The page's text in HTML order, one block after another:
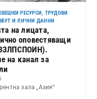
РЕСУРСИ, ТРУДОВИ
И ЛИЧНИ ДАННИ
на лицата,
оповестяващи
на канал за
зала „Азия“